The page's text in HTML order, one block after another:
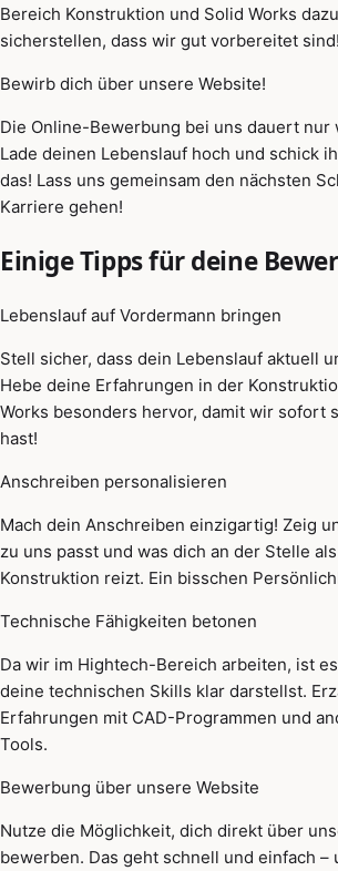
Bereich Konstruktion und Solid Works
sicherstellen, dass wir gut vorbereitet sind!
Bewirb dich über unsere Website!
Die Online-Bewerbung bei uns dauert nur
Lade deinen Lebenslauf hoch und schick
das! Lass uns gemeinsam den nächsten
Karriere gehen!
Einige Tipps für deine
Lebenslauf auf Vordermann bringen
Stell sicher, dass dein Lebenslauf aktuell
Hebe deine Erfahrungen in der
Works besonders hervor, damit wir sofort
hast!
Anschreiben personalisieren
Mach dein Anschreiben einzigartig! Zeig
zu uns passt und was dich an der Stelle
Konstruktion reizt. Ein bisschen
Technische Fähigkeiten betonen
Da wir im Hightech-Bereich arbeiten, ist
deine technischen Skills klar darstellst.
Erfahrungen mit CAD-Programmen und
Tools.
Bewerbung über unsere Website
Nutze die Möglichkeit, dich direkt über
bewerben. Das geht schnell und einfach –